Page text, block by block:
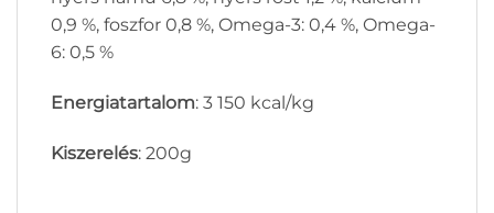
0,9 %, foszfor 0,8 %, Omega-3: 0,4 %, Omega-
6: 0,5 %
Energiatartalom: 3 150 kcal/kg
Kiszerelés: 200g